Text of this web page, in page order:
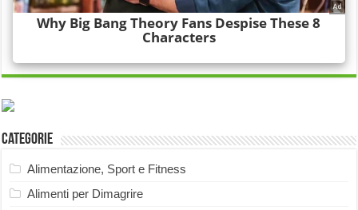
Categorie
Alimentazione, Sport e Fitness
Alimenti per Dimagrire